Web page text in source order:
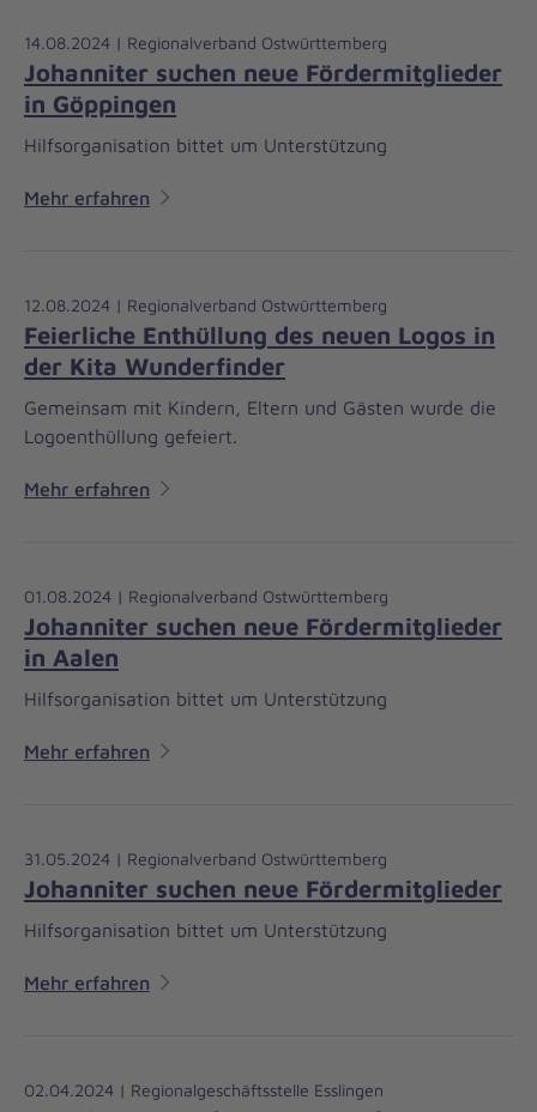
14.08.2024 | Regionalverband Ostwürttemberg
Johanniter suchen neue Fördermitglieder
in Göppingen
Hilfsorganisation bittet um Unterstützung
Mehr erfahren
12.08.2024 | Regionalverband Ostwürttemberg
Feierliche Enthüllung des neuen Logos in
der Kita Wunderfinder
Gemeinsam mit Kindern, Eltern und Gästen wurde die
Logoenthüllung gefeiert.
Mehr erfahren
01.08.2024 | Regionalverband Ostwürttemberg
Johanniter suchen neue Fördermitglieder
in Aalen
Hilfsorganisation bittet um Unterstützung
Mehr erfahren
31.05.2024 | Regionalverband Ostwürttemberg
Johanniter suchen neue Fördermitglieder
Hilfsorganisation bittet um Unterstützung
Mehr erfahren
02.04.2024 | Regionalgeschäftsstelle Esslingen